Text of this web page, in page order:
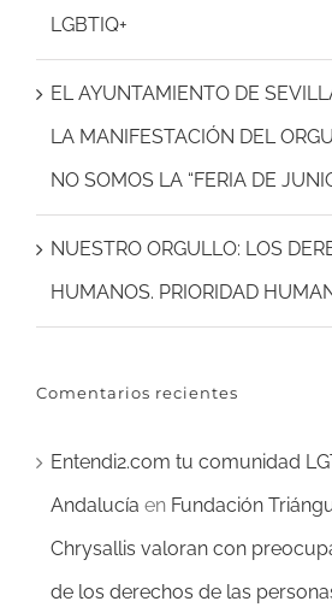
LGBTIQ+
EL AYUNTAMIENTO DE
LA MANIFESTACIÓN DEL
NO SOMOS LA “FERIA DE
NUESTRO ORGULLO: LOS
HUMANOS. PRIORIDAD
Comentarios recientes
Entendi2.com tu comunidad
Andalucía en Fundación
Chrysallis valoran con
de los derechos de las